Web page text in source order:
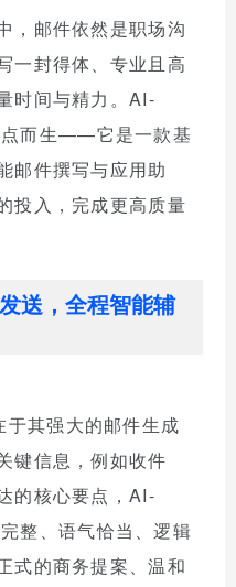
，邮件依然是职场沟
一封得体、专业且高
时间与精力。AI-
而生——它是一款基
邮件撰写与应用助
投入，完成更高质量
送，全程智能辅
其强大的邮件生成
键信息，例如收件
的核心要点，AI-
整、语气恰当、逻辑
式的商务提案、温和